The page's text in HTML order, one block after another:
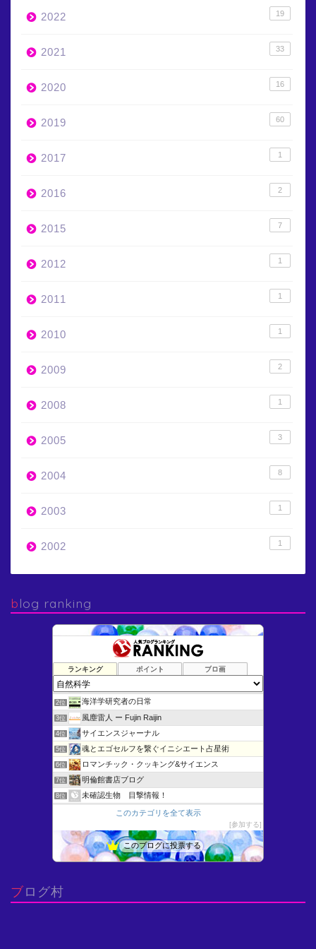
2022 19
2021 33
2020 16
2019 60
2017 1
2016 2
2015 7
2012 1
2011 1
2010 1
2009 2
2008 1
2005 3
2004 8
2003 1
2002 1
blog ranking
ランキング ポイント ブロ画
1位 けむさん 化学情報センター
2位 海洋学研究者の日常
3位 風塵雷人 ー Fujin Raijin
4位 サイエンスジャーナル
5位 魂とエゴセルフを繋ぐイニシエート占星術
6位 ロマンチック・クッキング&サイエンス
7位 明倫館書店ブログ
8位 未確認生物 目撃情報！
はじめよう固体の科学
11位 Ingegneria scienza (Engineeri…
猫が1匹おりま“した”
14位
15位 思考の実験室〜AI先生との対話による問題の本質化〜
このカテゴリを全て表示
参加する
このブログに投票する
ブログ村